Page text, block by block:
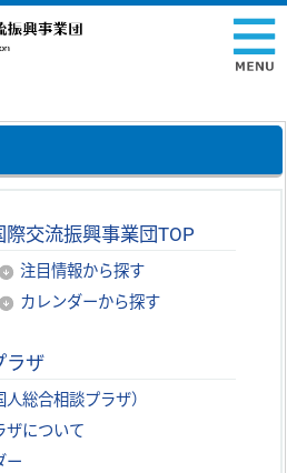
際交流振興事業団TOP
注目情報から探す
カレンダーから探す
ラザ
総合相談プラザ）
ザについて
ー